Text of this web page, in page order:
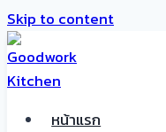
Skip to content
หน้าแรก